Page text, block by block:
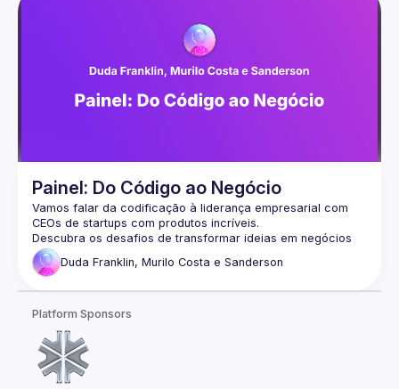
Painel: Do Código ao Negócio
Vamos falar da codificação à liderança empresarial com
Descubra os desafios de transformar ideias em negócios
viáveis, desde a concepção do código até estratégias de
Duda Franklin, Murilo Costa e Sanderson
Platform Sponsors